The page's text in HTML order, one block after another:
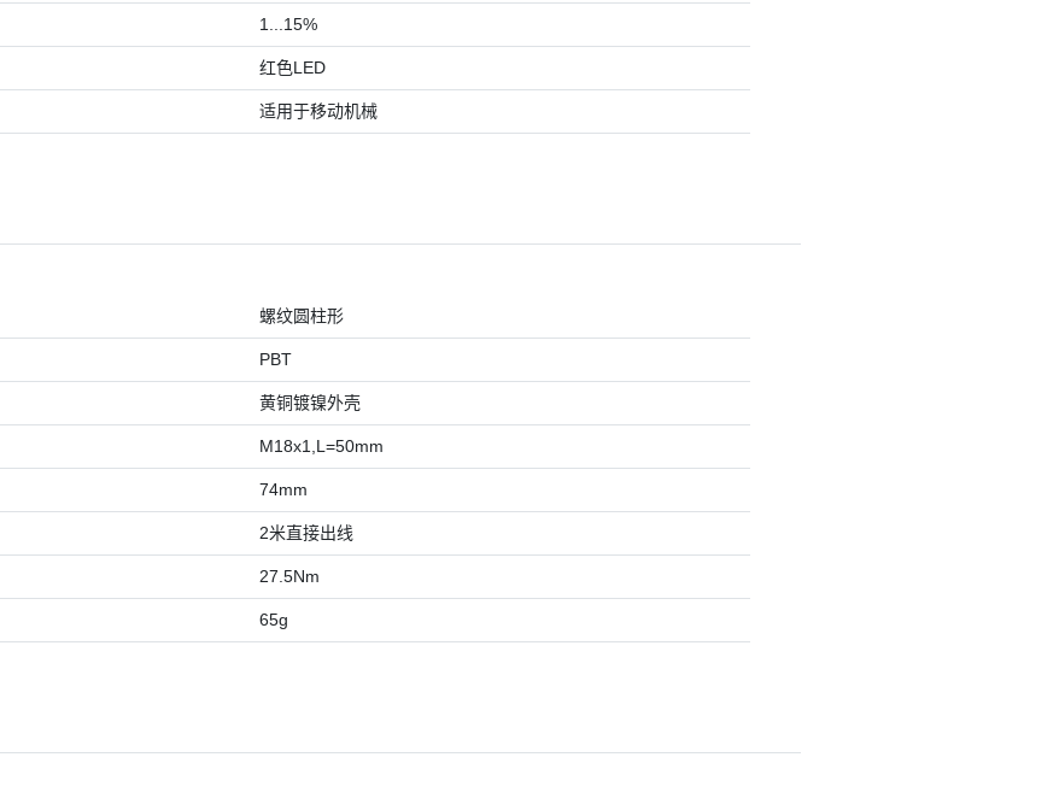
1...15%
红色LED
适用于移动机械
螺纹圆柱形
PBT
黄铜镀镍外壳
M18x1,L=50mm
74mm
2米直接出线
27.5Nm
65g